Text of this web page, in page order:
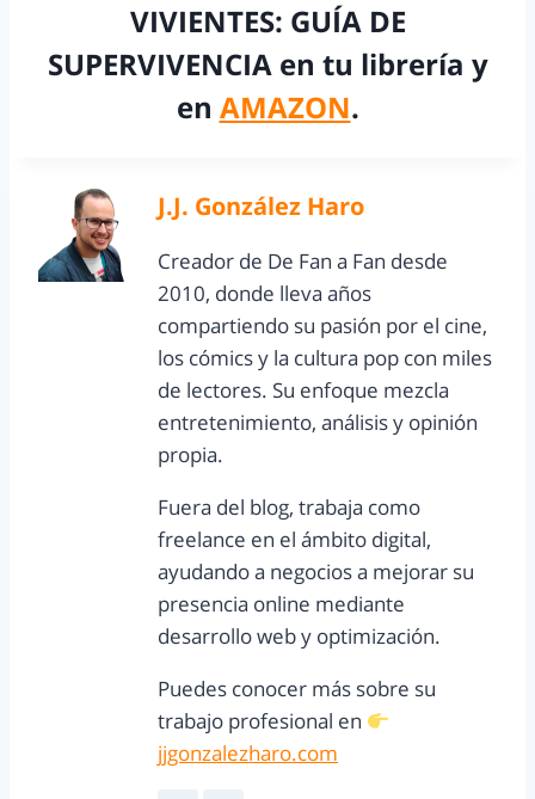
VIVIENTES: GUÍA DE
SUPERVIVENCIA en tu librería y
en AMAZON.
J.J. González Haro
Creador de De Fan a Fan desde
2010, donde lleva años
compartiendo su pasión por el cine,
los cómics y la cultura pop con miles
de lectores. Su enfoque mezcla
entretenimiento, análisis y opinión
propia.
Fuera del blog, trabaja como
freelance en el ámbito digital,
ayudando a negocios a mejorar su
presencia online mediante
desarrollo web y optimización.
Puedes conocer más sobre su
trabajo profesional en
jjgonzalezharo.com